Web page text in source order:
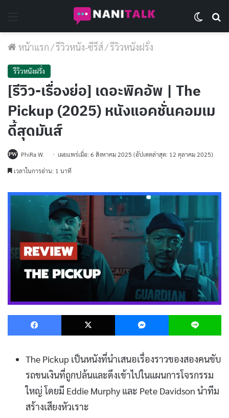
หน้าแรก/รีวิวหนัง-ซีรีส์/รีวิวหนังฝรั่ง
รีวิวหนังฝรั่ง
[รีวิว-เรื่องย่อ] เดอะพิคอัพ | The
Pickup (2025) หนังแอคชั่นคอมเม
ดี้สุดมันส์
PhiRa W. เผยแพร่เมื่อ: 6 สิงหาคม 2025 (อัปเดตล่าสุด: 12 ตุลาคม 2025)
เวลาในการอ่าน: 1 นาที
Facebook X Messenger
The Pickup เป็นหนังที่นำเสนอเรื่องราวของสองคนขับ
รถขนเงินที่ถูกปล้นและดึงเข้าไปในแผนการโจรกรรม
ใหญ่ โดยมี Eddie Murphy และ Pete Davidson นำทีม
สร้างเสียงหัวเราะ